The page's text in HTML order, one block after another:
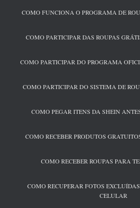
COMO FUNCIONA O PROGRAMA DE
COMO PARTICIPAR DAS ROUPAS
COMO PARTICIPAR DO PROGRAMA
COMO PARTICIPAR DO SISTEMA DE
COMO PEGAR ITENS DA SHEIN
COMO RECEBER PRODUTOS
COMO RECEBER ROUPAS PARA
COMO RECUPERAR FOTOS
CELULAR